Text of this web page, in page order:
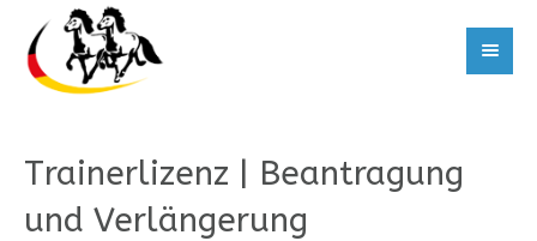
Trainerlizenz | Beantragung
und Verlängerung